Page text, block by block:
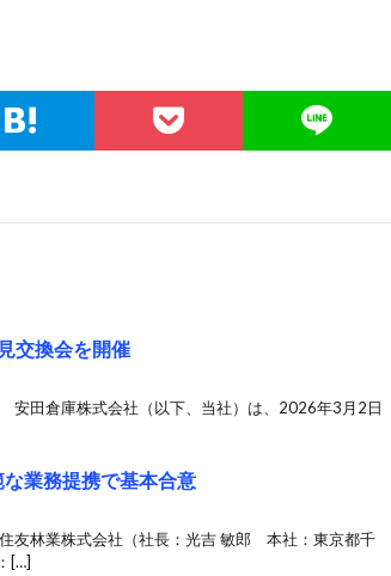
交換会を開催
田倉庫株式会社（以下、当社）は、2026年3月2日
業務提携で基本合意
友林業株式会社（社長：光吉 敏郎 本社：東京都千
[…]